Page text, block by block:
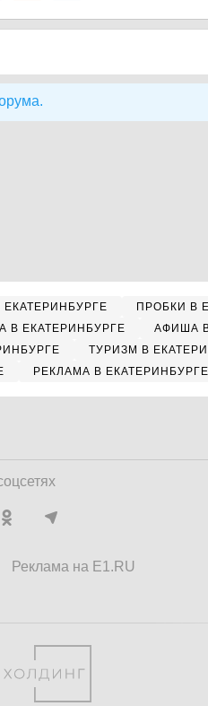
ЕКАТЕРИНБУРГЕ
ПРОБКИ В
В ЕКАТЕРИНБУРГЕ
АФИША
ТУРИЗМ В
РЕКЛАМА В ЕКАТЕРИНБУРГЕ
Реклама на E1.RU